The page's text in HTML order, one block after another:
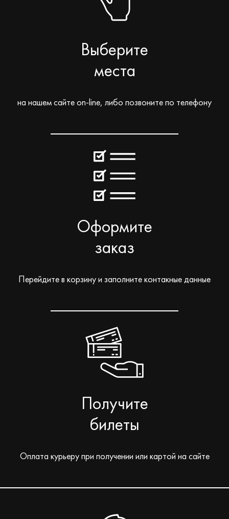
Выберите
места
на нашем сайте on-line, либо позвоните по телефону
Оформите
заказ
Перейдите в корзину и заполните контакные данные
Получите
билеты
Оплата курьеру при получении или картой на сайте